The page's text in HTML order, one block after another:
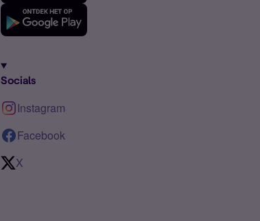
Socials
Instagram
Facebook
X